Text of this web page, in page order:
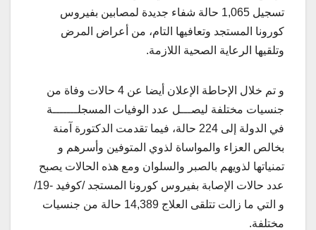
تسجيل 1,065 حالة شفاء جديدة لمصابين بفيروس
كورونا المستجد وتعافيها التام، من أعراض المرض
وتلقيها الرعاية الصحية اللازمة.
و تم خلال الإحاطة الإعلان أيضا عن 4 حالات وفاة من
جنسيات مختلفة ليصـــل عدد الوفيات المسجلـــــــة
في الدولة إلى 224 حالة، فيما تقدمت الدكتورة آمنة
بخالص العزاء والمواساة لذوي المتوفين وأسرهم و
تمنياتها لذويهم بالصبر والسلوان ومع هذه الحالات يصبح
عدد حالات الإصابة بفيروس كورونا المستجد /كوفيد -19/
و التي ما زالت تتلقى العلاج 14,389 حالة من جنسيات
مختلفة.